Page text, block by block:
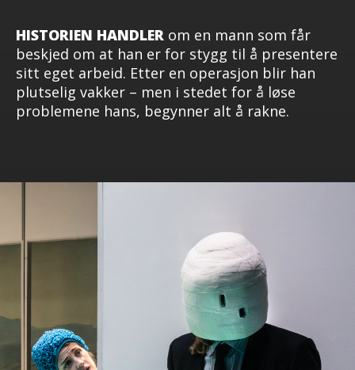
HISTORIEN HANDLER om en mann som får
beskjed om at han er for stygg til å presentere
sitt eget arbeid. Etter en operasjon blir han
plutselig vakker – men i stedet for å løse
problemene hans, begynner alt å rakne.